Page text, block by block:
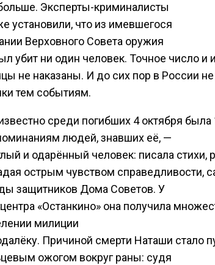
Эксперты-криминалисты
установили, что из имевшегося
Верховного Совета оружия
убит ни один человек. Точное число
не наказаны. И до сих пор в России
тем событиям.
среди погибших 4 октября
людей, знавших её, —
и одарённый человек: писала стихи,
острым чувством справедливости,
защитников Дома Советов. У
«Останкино» она получила
милиции
Причиной смерти Наташи стало
ожогом вокруг раны: судя